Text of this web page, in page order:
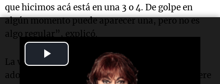
Video
que hicimos acá está en una 3 o 4. De golpe en
algún momento puede aparecer una, pero no es
algo regular”, explicó.
La vocera provincial consideró que las medidas
adoptadas tuvieron resultados concretos. “Quiere